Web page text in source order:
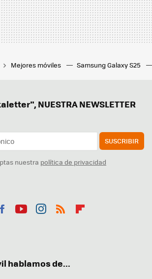
Mejores móviles Samsung Galaxy S25
NUESTRA NEWSLETTER
SUSCRIBIR
nuestra política de privacidad
hablamos de...